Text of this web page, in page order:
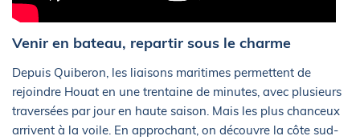
Venir en bateau, repartir sous le charme
Depuis Quiberon, les liaisons maritimes permettent de
rejoindre Houat en une trentaine de minutes, avec plusieurs
traversées par jour en haute saison. Mais les plus chanceux
arrivent à la voile. En approchant, on découvre la côte sud-